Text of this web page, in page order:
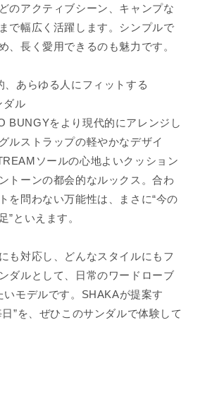
のアクティブシーン、キャンプな
で幅広く活躍します。シンプルで
、長く愛用できるのも魅力です。
、あらゆる人にフィットする
ダル
BUNGYをより現代的にアレンジし
ルストラップの軽やかなデザイ
ソールの心地よいクッション
トーンの都会的なルックス。合わ
を問わない万能性は、まさに“今の
”といえます。
も対応し、どんなスタイルにもフ
ダルとして、日常のワードローブ
いモデルです。SHAKAが提案す
”を、ぜひこのサンダルで体験して